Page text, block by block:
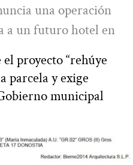
una operación
a un futuro hotel en
proyecto “rehúye
parcela y exige
municipal